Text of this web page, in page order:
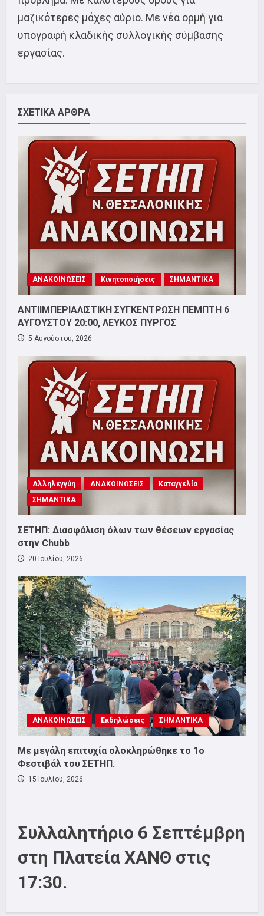
μαζικότερες μάχες αύριο. Με νέα ορμή για
υπογραφή κλαδικής συλλογικής σύμβασης
εργασίας.
ΣΧΕΤΙΚΑ ΑΡΘΡΑ
ΑΝΑΚΟΙΝΩΣΕΙΣ Κινητοποιήσεις ΣΗΜΑΝΤΙΚΑ
ΑΝΤΙΙΜΠΕΡΙΑΛΙΣΤΙΚΗ ΣΥΓΚΕΝΤΡΩΣΗ ΠΕΜΠΤΗ 6
ΑΥΓΟΥΣΤΟΥ 20:00, ΛΕΥΚΟΣ ΠΥΡΓΟΣ
5 Αυγούστου, 2026
Αλληλεγγύη ΑΝΑΚΟΙΝΩΣΕΙΣ
Καταγγελία
ΣΗΜΑΝΤΙΚΑ
ΣΕΤΗΠ: Διασφάλιση όλων των θέσεων εργασίας
στην Chubb
20 Ιουλίου, 2026
ΑΝΑΚΟΙΝΩΣΕΙΣ Εκδηλώσεις ΣΗΜΑΝΤΙΚΑ
Με μεγάλη επιτυχία ολοκληρώθηκε το 1ο
Φεστιβάλ του ΣΕΤΗΠ.
15 Ιουλίου, 2026
Συλλαλητήριο 6 Σεπτέμβρη
στη Πλατεία ΧΑΝΘ στις
17:30.